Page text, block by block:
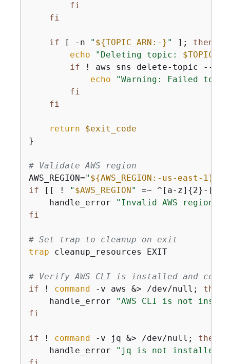
fi
fi
if [ -n " ${TOPIC_ARN:-} " ]; then
echo
"Deleting topic:
if ! aws sns delete-topic --
echo
"Warning: Failed to
fi
fi
return
$exit_code
}
# Validate AWS region
AWS_REGION=" ${AWS_REGION:-us-east-1}
if [[ ! " $AWS_REGION" =~ ^[a-z] {2}-[a-
    handle_error
"Invalid AWS region
fi
# Set trap to cleanup on exit
trap cleanup_resources EXIT
# Verify AWS CLI is installed and
if ! command -v aws &> /dev/null; then
    handle_error
"AWS CLI is not
fi
if ! command -v jq &> /dev/null; then
    handle_error
"jq is not installed or